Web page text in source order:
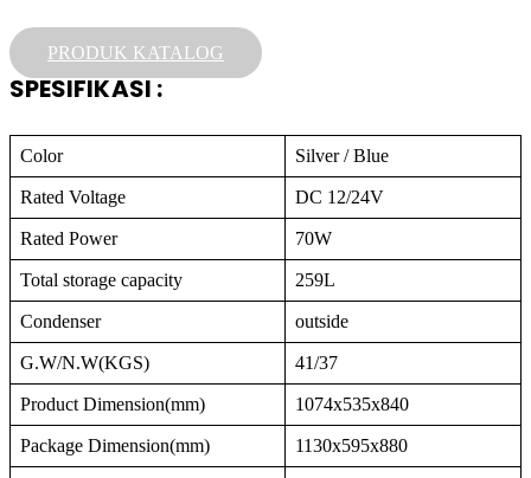
PRODUK KATALOG
SPESIFIKASI :
Color Silver / Blue
Rated Voltage DC 12/24V
Rated Power 70W
Total storage capacity 259L
Condenser outside
G.W/N.W(KGS) 41/37
Product Dimension(mm) 1074x535x840
Package Dimension(mm) 1130x595x880